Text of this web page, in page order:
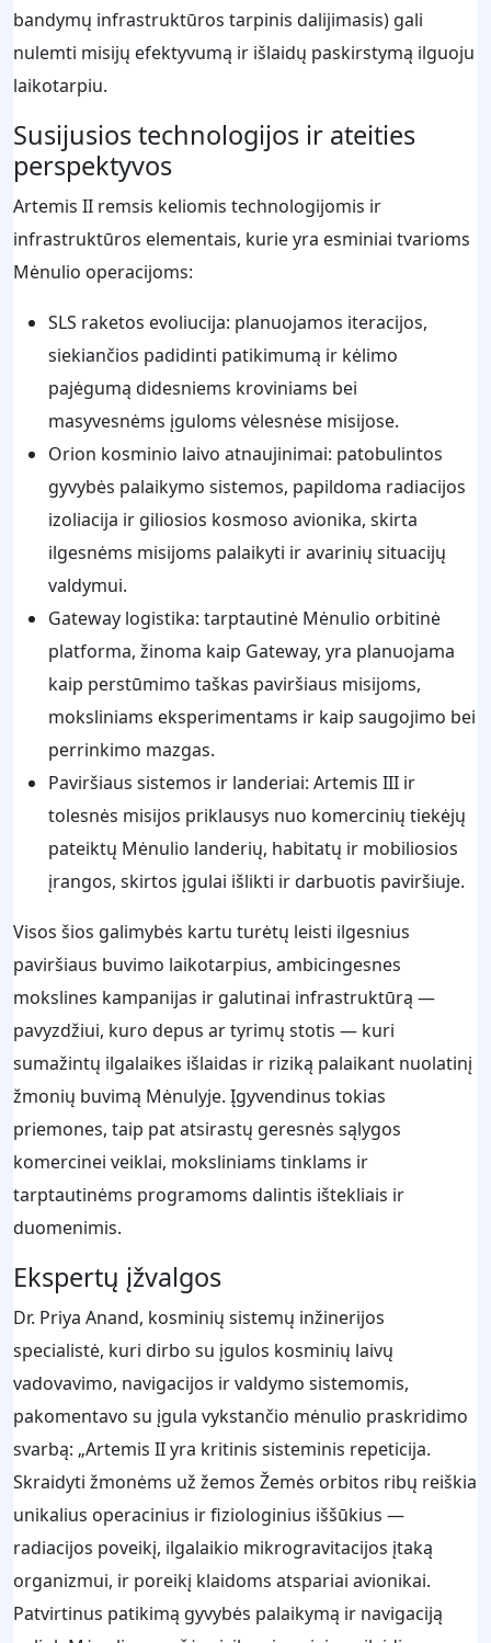
bandymų infrastruktūros tarpinis dalijimasis) gali
nulemti misijų efektyvumą ir išlaidų paskirstymą ilguoju
laikotarpiu.
Susijusios technologijos ir ateities
perspektyvos
Artemis II remsis keliomis technologijomis ir
infrastruktūros elementais, kurie yra esminiai tvarioms
Mėnulio operacijoms:
SLS raketos evoliucija: planuojamos iteracijos,
siekiančios padidinti patikimumą ir kėlimo
pajėgumą didesniems kroviniams bei
masyvesnėms įguloms vėlesnėse misijose.
Orion kosminio laivo atnaujinimai: patobulintos
gyvybės palaikymo sistemos, papildoma radiacijos
izoliacija ir giliosios kosmoso avionika, skirta
ilgesnėms misijoms palaikyti ir avarinių situacijų
valdymui.
Gateway logistika: tarptautinė Mėnulio orbitinė
platforma, žinoma kaip Gateway, yra planuojama
kaip perstūmimo taškas paviršiaus misijoms,
moksliniams eksperimentams ir kaip saugojimo bei
perrinkimo mazgas.
Paviršiaus sistemos ir landeriai: Artemis III ir
tolesnės misijos priklausys nuo komercinių tiekėjų
pateiktų Mėnulio landerių, habitatų ir mobiliosios
įrangos, skirtos įgulai išlikti ir darbuotis paviršiuje.
Visos šios galimybės kartu turėtų leisti ilgesnius
paviršiaus buvimo laikotarpius, ambicingesnes
mokslines kampanijas ir galutinai infrastruktūrą —
pavyzdžiui, kuro depus ar tyrimų stotis — kuri
sumažintų ilgalaikes išlaidas ir riziką palaikant nuolatinį
žmonių buvimą Mėnulyje. Įgyvendinus tokias
priemones, taip pat atsirastų geresnės sąlygos
komercinei veiklai, moksliniams tinklams ir
tarptautinėms programoms dalintis ištekliais ir
duomenimis.
Ekspertų įžvalgos
Dr. Priya Anand, kosminių sistemų inžinerijos
specialistė, kuri dirbo su įgulos kosminių laivų
vadovavimo, navigacijos ir valdymo sistemomis,
pakomentavo su įgula vykstančio mėnulio praskridimo
svarbą: „Artemis II yra kritinis sisteminis repeticija.
Skraidyti žmonėms už žemos Žemės orbitos ribų reiškia
unikalius operacinius ir fiziologinius iššūkius —
radiacijos poveikį, ilgalaikio mikrogravitacijos įtaką
organizmui, ir poreikį klaidoms atspariai avionikai.
Patvirtinus patikimą gyvybės palaikymą ir navigaciją